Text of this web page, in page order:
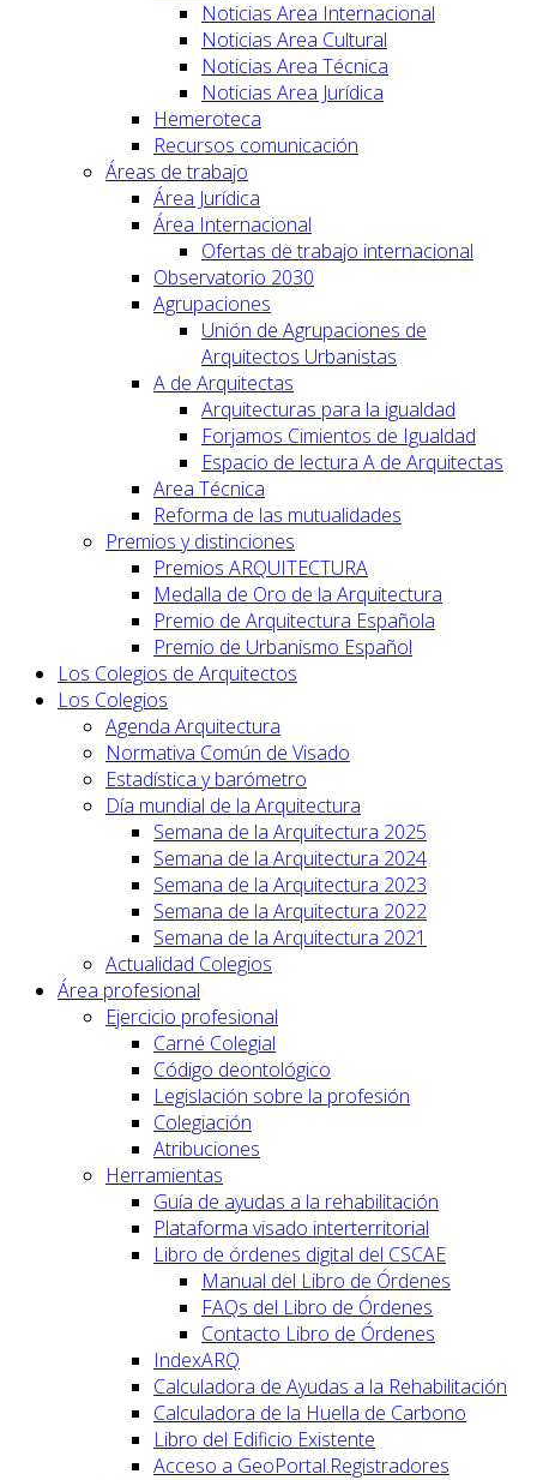
Noticias Area Internacional
Noticias Area Cultural
Noticias Area Técnica
Noticias Area Jurídica
Hemeroteca
Recursos comunicación
Áreas de trabajo
Área Jurídica
Área Internacional
Ofertas de trabajo internacional
Observatorio 2030
Agrupaciones
Unión de Agrupaciones de
Arquitectos Urbanistas
A de Arquitectas
Arquitecturas para la igualdad
Forjamos Cimientos de Igualdad
Espacio de lectura A de Arquitectas
Area Técnica
Reforma de las mutualidades
Premios y distinciones
Premios ARQUITECTURA
Medalla de Oro de la Arquitectura
Premio de Arquitectura Española
Premio de Urbanismo Español
Los Colegios de Arquitectos
Los Colegios
Agenda Arquitectura
Normativa Común de Visado
Estadística y barómetro
Día mundial de la Arquitectura
Semana de la Arquitectura 2025
Semana de la Arquitectura 2024
Semana de la Arquitectura 2023
Semana de la Arquitectura 2022
Semana de la Arquitectura 2021
Actualidad Colegios
Área profesional
Ejercicio profesional
Carné Colegial
Código deontológico
Legislación sobre la profesión
Colegiación
Atribuciones
Herramientas
Guía de ayudas a la rehabilitación
Plataforma visado interterritorial
Libro de órdenes digital del CSCAE
Manual del Libro de Órdenes
FAQs del Libro de Órdenes
Contacto Libro de Órdenes
IndexARQ
Calculadora de Ayudas a la Rehabilitación
Calculadora de la Huella de Carbono
Libro del Edificio Existente
Acceso a GeoPortal.Registradores